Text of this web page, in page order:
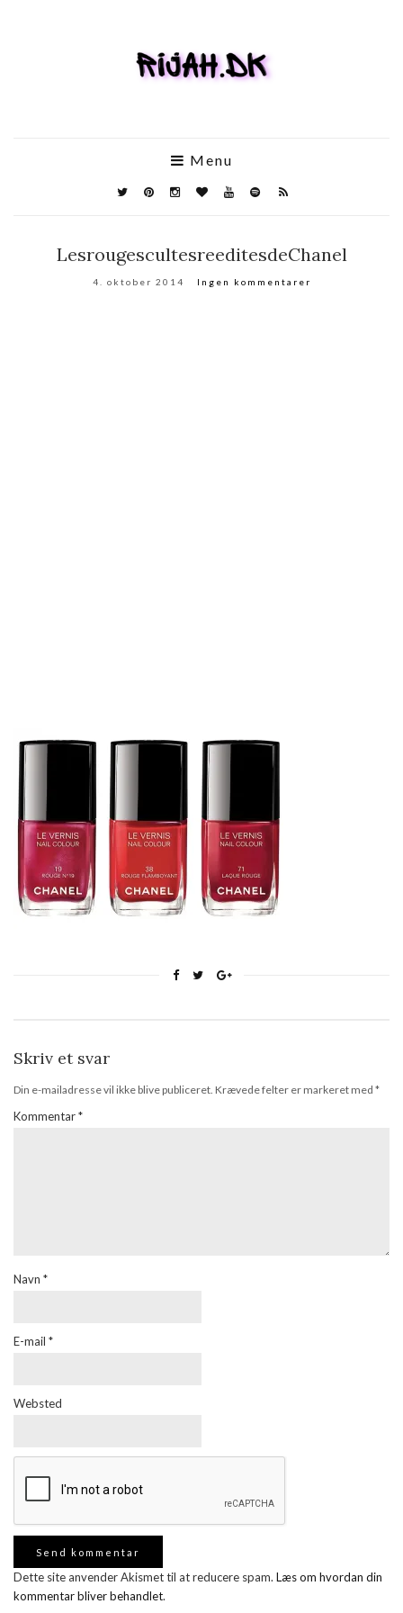
Menu
LesrougescultesreeditesdeChanel
4. oktober 2014 Ingen kommentarer
Skriv et svar
Din e-mailadresse vil ikke blive publiceret. Krævede felter er markeret med *
Kommentar*
Navn *
E-mail *
Websted
Dette site anvender Akismet til at reducere spam. Læs om hvordan din
kommentar bliver behandlet.